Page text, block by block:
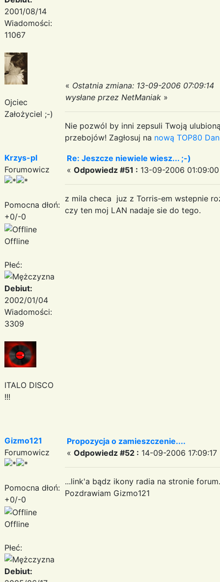
2001/08/14
Wiadomości:
11067
Ojciec
Założyciel ;-)
« Ostatnia zmiana: 13-09-2006 07:09:14
wysłane przez NetManiak »
Nie pozwól by inni zepsuli Twoją
przebojów! Zagłosuj na nową TOP80
Krzys-pl
Forumowicz
Pomocna dłoń:
+0/-0
Offline
Płeć:
Debiut:
2002/01/04
Wiadomości:
3309
ITALO DISCO
!!!
Re: Jeszcze niewiele wiesz... ;-)
« Odpowiedz #51 : 13-09-2006
z mila checa juz z Torris-em wstepnie
czy ten moj LAN nadaje sie do tego.
Gizmo121
Forumowicz
Pomocna dłoń:
+0/-0
Offline
Płeć:
Debiut:
Propozycja o zamieszczenie....
« Odpowiedz #52 : 14-09-2006 17:09:17
...link'a bądz ikony radia na stronie forum.
Pozdrawiam Gizmo121